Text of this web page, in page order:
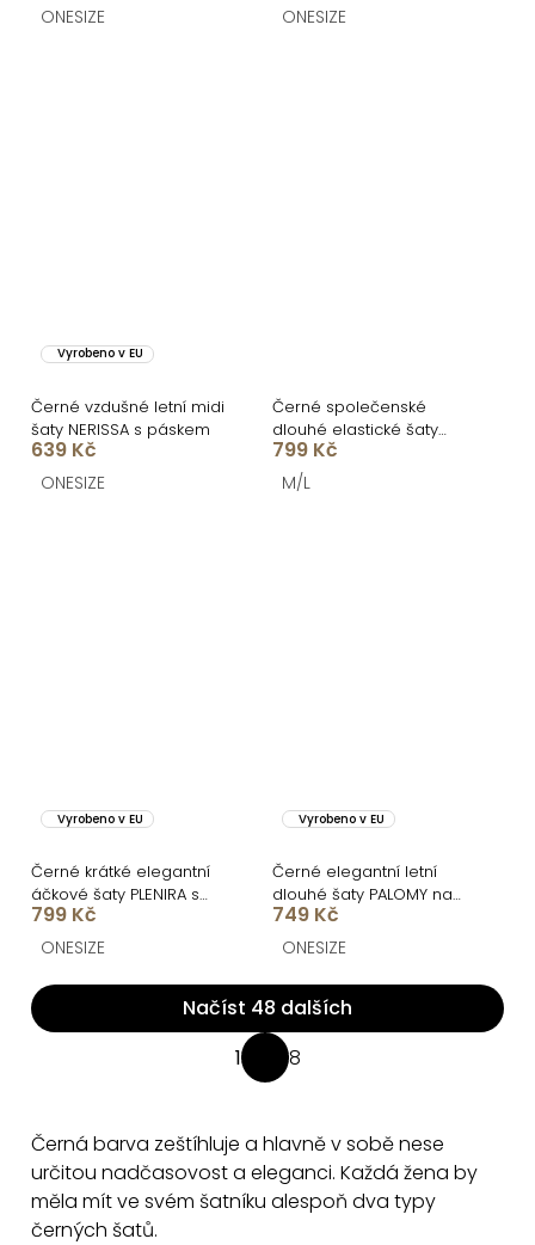
ONESIZE ONESIZE
Vyrobeno v EU
Černé vzdušné letní midi
šaty NERISSA s páskem
639 Kč
ONESIZE
Černé společenské
dlouhé elastické šaty
FATOUNY
799 Kč
M/L
Vyrobeno v EU
Černé krátké elegantní
áčkové šaty PLENIRA s
krátkým rukávem
799 Kč
ONESIZE
Vyrobeno v EU
Černé elegantní letní
dlouhé šaty PALOMY na
ramínkách
749 Kč
ONESIZE
O
v
á
d
a
Načíst 48 dalších
á
n
k
1 8
Černá barva zeštíhluje a hlavně v sobě nese
určitou nadčasovost a eleganci. Každá žena by
měla mít ve svém šatníku alespoň dva typy
černých šatů.